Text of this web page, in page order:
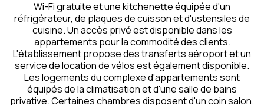
Wi-Fi gratuite et une kitchenette équipée d'un
réfrigérateur, de plaques de cuisson et d'ustensiles de
cuisine. Un accès privé est disponible dans les
appartements pour la commodité des clients.
L'établissement propose des transferts aéroport et un
service de location de vélos est également disponible.
Les logements du complexe d'appartements sont
équipés de la climatisation et d'une salle de bains
privative. Certaines chambres disposent d'un coin salon.